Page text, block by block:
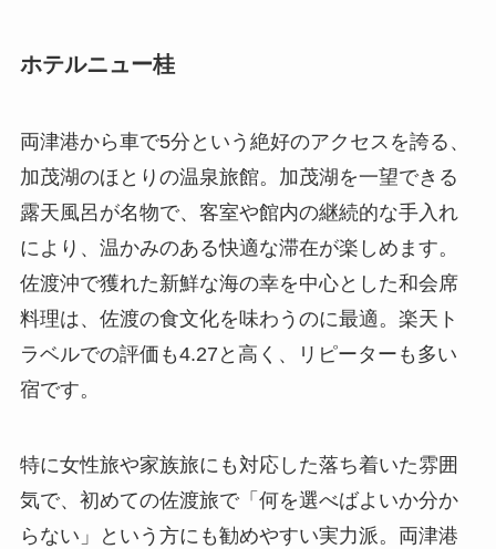
ホテルニュー桂
両津港から車で5分という絶好のアクセスを誇る、
加茂湖のほとりの温泉旅館。加茂湖を一望できる
露天風呂が名物で、客室や館内の継続的な手入れ
により、温かみのある快適な滞在が楽しめます。
佐渡沖で獲れた新鮮な海の幸を中心とした和会席
料理は、佐渡の食文化を味わうのに最適。楽天ト
ラベルでの評価も4.27と高く、リピーターも多い
宿です。
特に女性旅や家族旅にも対応した落ち着いた雰囲
気で、初めての佐渡旅で「何を選べばよいか分か
らない」という方にも勧めやすい実力派。両津港